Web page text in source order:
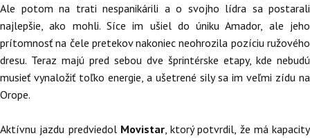
Ale potom na trati nespanikárili a o svojho lídra sa postarali
najlepšie, ako mohli. Síce im ušiel do úniku Amador, ale jeho
prítomnosť na čele pretekov nakoniec neohrozila pozíciu ružového
dresu. Teraz majú pred sebou dve šprintérske etapy, kde nebudú
musieť vynaložiť toľko energie, a ušetrené sily sa im veľmi zídu na
Orope.
Aktívnu jazdu predviedol Movistar, ktorý potvrdil, že má kapacity